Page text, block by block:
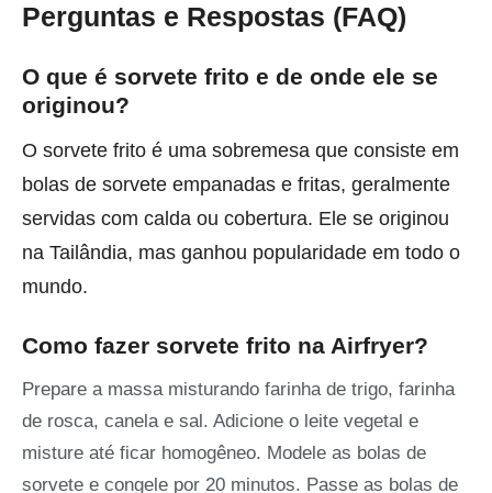
Perguntas e Respostas (FAQ)
O que é sorvete frito e de onde ele se
originou?
O sorvete frito é uma sobremesa que consiste em
bolas de sorvete empanadas e fritas, geralmente
servidas com calda ou cobertura. Ele se originou
na Tailândia, mas ganhou popularidade em todo o
mundo.
Como fazer sorvete frito na Airfryer?
Prepare a massa misturando farinha de trigo, farinha
de rosca, canela e sal. Adicione o leite vegetal e
misture até ficar homogêneo. Modele as bolas de
sorvete e congele por 20 minutos. Passe as bolas de